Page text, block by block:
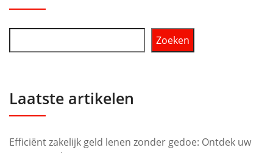
Zoeken
Laatste artikelen
Efficiënt zakelijk geld lenen zonder gedoe: Ontdek uw